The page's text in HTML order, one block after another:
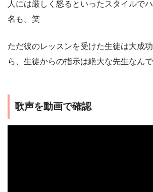
人には厳しく怒るといったスタイルで
名も。笑
ただ彼のレッスンを受けた生徒は大成
ら、生徒からの指示は絶大な先生なんで
歌声を動画で確認